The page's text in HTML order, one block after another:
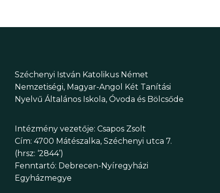
Széchenyi István Katolikus Német
Nemzetiségi, Magyar-Angol Két Tanítási
Nyelvű Általános Iskola, Óvoda és Bölcsőde
Intézmény vezetője: Csapos Zsolt
Cím: 4700 Mátészalka, Széchenyi utca 7.
(hrsz: ‘2844’)
Fenntartó: Debrecen-Nyíregyházi
Egyházmegye